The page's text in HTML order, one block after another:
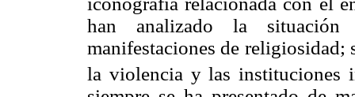
han analizado la situación
manifestaciones de religiosidad;
la violencia y las instituciones